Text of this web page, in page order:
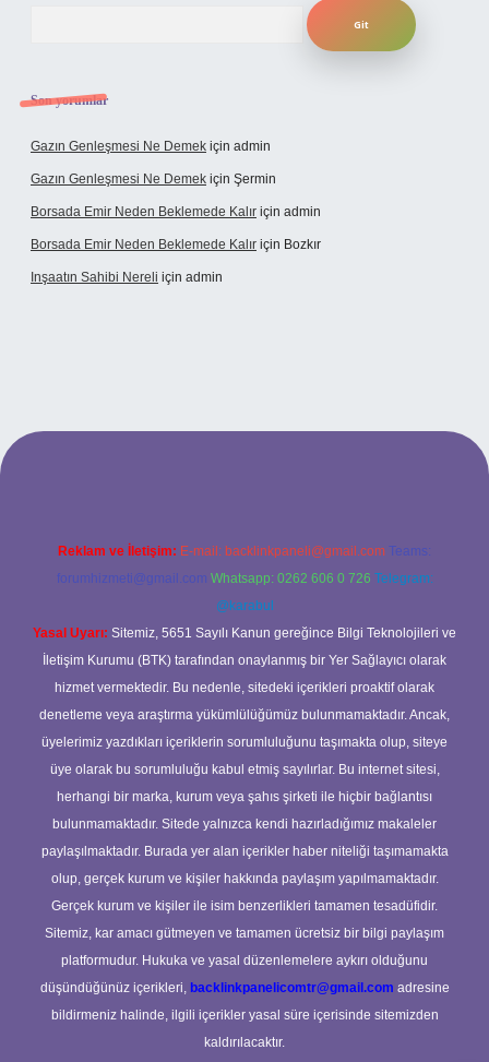
Son yorumlar
Gazın Genleşmesi Ne Demek için admin
Gazın Genleşmesi Ne Demek için Şermin
Borsada Emir Neden Beklemede Kalır için admin
Borsada Emir Neden Beklemede Kalır için Bozkır
Inşaatın Sahibi Nereli için admin
www.hiltonbetx.org/
Reklam ve İletişim: E-mail: backlinkpaneli@gmail.com Teams:
forumhizmeti@gmail.com Whatsapp: 0262 606 0 726 Telegram:
@karabul
Yasal Uyarı: Sitemiz, 5651 Sayılı Kanun gereğince Bilgi Teknolojileri ve
İletişim Kurumu (BTK) tarafından onaylanmış bir Yer Sağlayıcı olarak
hizmet vermektedir. Bu nedenle, sitedeki içerikleri proaktif olarak
denetleme veya araştırma yükümlülüğümüz bulunmamaktadır. Ancak,
üyelerimiz yazdıkları içeriklerin sorumluluğunu taşımakta olup, siteye
üye olarak bu sorumluluğu kabul etmiş sayılırlar. Bu internet sitesi,
herhangi bir marka, kurum veya şahıs şirketi ile hiçbir bağlantısı
bulunmamaktadır. Sitede yalnızca kendi hazırladığımız makaleler
paylaşılmaktadır. Burada yer alan içerikler haber niteliği taşımamakta
olup, gerçek kurum ve kişiler hakkında paylaşım yapılmamaktadır.
Gerçek kurum ve kişiler ile isim benzerlikleri tamamen tesadüfidir.
Sitemiz, kar amacı gütmeyen ve tamamen ücretsiz bir bilgi paylaşım
platformudur. Hukuka ve yasal düzenlemelere aykırı olduğunu
düşündüğünüz içerikleri, backlinkpanelicomtr@gmail.com adresine
bildirmeniz halinde, ilgili içerikler yasal süre içerisinde sitemizden
kaldırılacaktır.